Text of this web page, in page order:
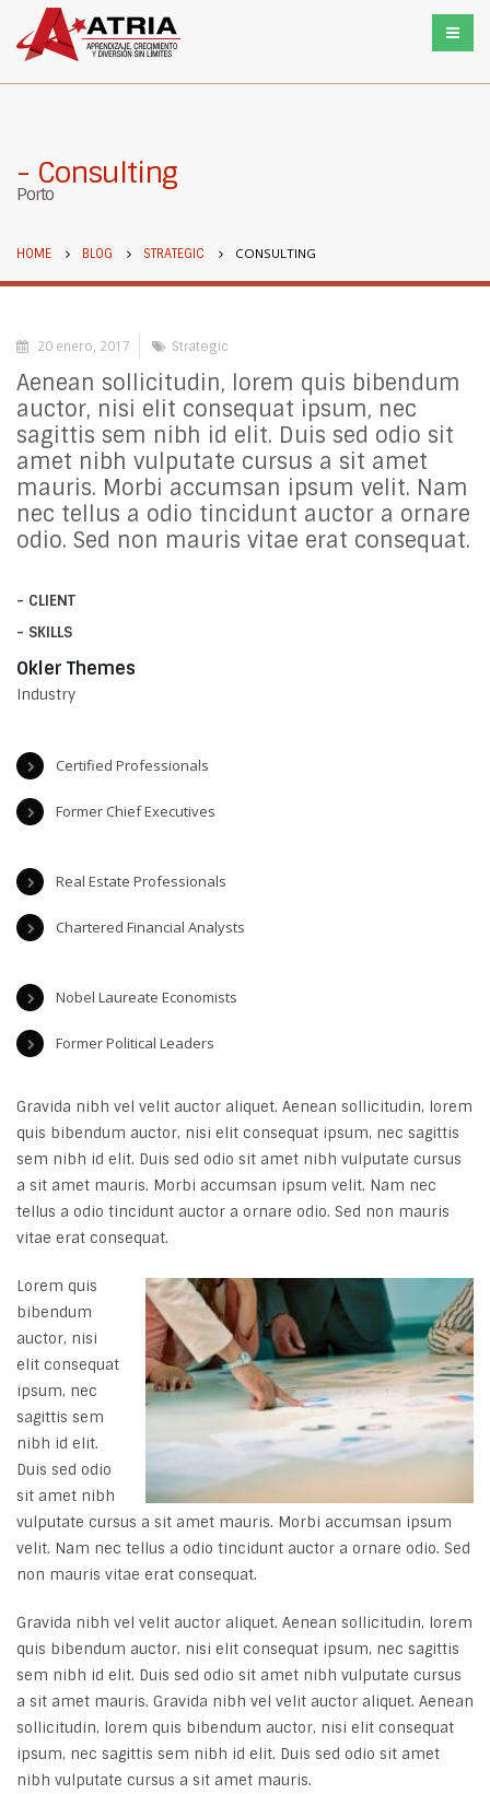
Consulting
Porto
HOME BLOG STRATEGIC CONSULTING
20 enero, 2017 Strategic
Aenean sollicitudin, lorem quis bibendum
auctor, nisi elit consequat ipsum, nec
sagittis sem nibh id elit. Duis sed odio sit
amet nibh vulputate cursus a sit amet
mauris. Morbi accumsan ipsum velit. Nam
nec tellus a odio tincidunt auctor a ornare
odio. Sed non mauris vitae erat consequat.
- CLIENT
- SKILLS
Okler Themes
Industry
Certified Professionals
Former Chief Executives
Real Estate Professionals
Chartered Financial Analysts
Nobel Laureate Economists
Former Political Leaders
Gravida nibh vel velit auctor aliquet. Aenean sollicitudin, lorem
quis bibendum auctor, nisi elit consequat ipsum, nec sagittis
sem nibh id elit. Duis sed odio sit amet nibh vulputate cursus
a sit amet mauris. Morbi accumsan ipsum velit. Nam nec
tellus a odio tincidunt auctor a ornare odio. Sed non mauris
vitae erat consequat.
Lorem quis
bibendum
auctor, nisi
elit consequat
ipsum, nec
sagittis sem
nibh id elit.
Duis sed odio
sit amet nibh
vulputate cursus a sit amet mauris. Morbi accumsan ipsum
velit. Nam nec tellus a odio tincidunt auctor a ornare odio. Sed
non mauris vitae erat consequat.
Gravida nibh vel velit auctor aliquet. Aenean sollicitudin, lorem
quis bibendum auctor, nisi elit consequat ipsum, nec sagittis
sem nibh id elit. Duis sed odio sit amet nibh vulputate cursus
a sit amet mauris. Gravida nibh vel velit auctor aliquet. Aenean
sollicitudin, lorem quis bibendum auctor, nisi elit consequat
ipsum, nec sagittis sem nibh id elit. Duis sed odio sit amet
nibh vulputate cursus a sit amet mauris.